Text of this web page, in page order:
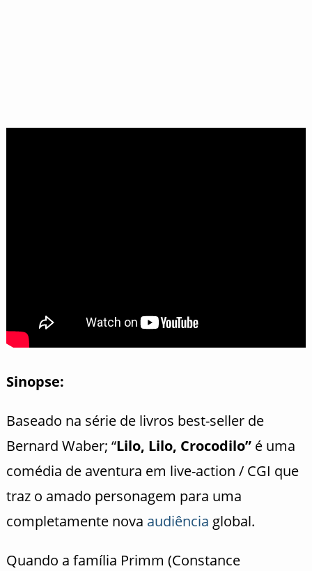
Sinopse:
Baseado na série de livros best-seller de
Bernard Waber; “Lilo, Lilo, Crocodilo”é uma
comédia de aventura em live-action / CGI que
traz o amado personagem para uma
completamente nova audiência global.
Quando a família Primm (Constance